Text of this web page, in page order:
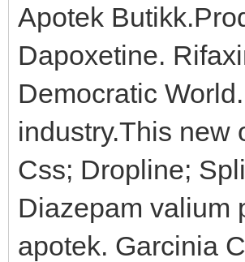
Apotek
Dapoxetine.
Democratic
industry.This new
Css; Dropline;
Diazepam valium
apotek. Garcinia